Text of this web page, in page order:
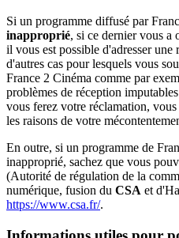
Si un programme diffusé par
inapproprié, si ce dernier vous a
il vous est possible d'adresser
d'autres cas pour lesquels vous
France 2 Cinéma comme par
problèmes de réception
vous ferez votre réclamation,
les raisons de votre
En outre, si un programme de
inapproprié, sachez que vous
(Autorité de régulation de la
numérique, fusion du CSA et
https://www.csa.fr/.